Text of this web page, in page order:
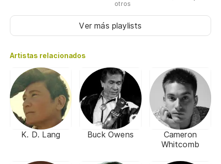
otros
Ver más playlists
Artistas relacionados
K. D. Lang Buck Owens
Cameron
Whitcomb